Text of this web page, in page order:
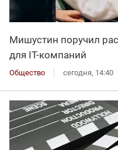
Мишустин поручил
для IT-компаний
Общество сегодня, 14:40